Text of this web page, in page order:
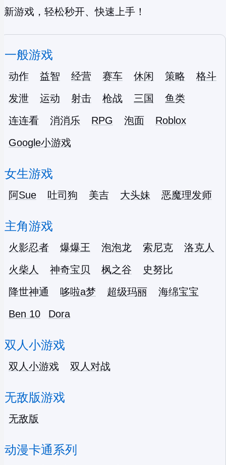
新游戏，轻松秒开、快速上手！
一般游戏
动作 益智 经营 赛车 休闲 策略
格斗
发泄
运动 射击 枪战 三国
鱼类
连连看
消消乐 RPG 泡面
Roblox
Google小游戏
女生游戏
阿Sue 吐司狗 美吉 大头妹 恶魔理发师
主角游戏
火影忍者 爆爆王 泡泡龙 索尼克
洛克人
火柴人
神奇宝贝 枫之谷
史努比
降世神通
哆啦a梦 超级玛丽
海绵宝宝
Ben 10
Dora
双人小游戏
双人小游戏 双人对战
无敌版游戏
无敌版
动漫卡通系列